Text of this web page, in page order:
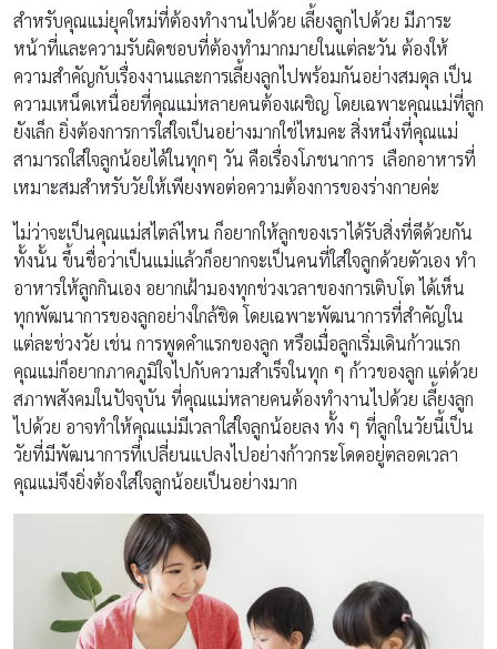
สำหรับคุณแม่ยุคใหม่ที่ต้องทำงานไปด้วย เลี้ยงลูกไปด้วย มีภาระ
หน้าที่และความรับผิดชอบที่ต้องทำมากมายในแต่ละวัน ต้องให้
ความสำคัญกับเรื่องงานและการเลี้ยงลูกไปพร้อมกันอย่างสมดุล เป็น
ความเหน็ดเหนื่อยที่คุณแม่หลายคนต้องเผชิญ โดยเฉพาะคุณแม่ที่ลูก
ยังเล็ก ยิ่งต้องการการใส่ใจเป็นอย่างมากใช่ไหมคะ สิ่งหนึ่งที่คุณแม่
สามารถใส่ใจลูกน้อยได้ในทุกๆ วัน คือเรื่องโภชนาการ เลือกอาหารที่
เหมาะสมสำหรับวัยให้เพียงพอต่อความต้องการของร่างกายค่ะ
ไม่ว่าจะเป็นคุณแม่สไตล์ไหน ก็อยากให้ลูกของเราได้รับสิ่งที่ดีด้วยกัน
ทั้งนั้น ขึ้นชื่อว่าเป็นแม่แล้วก็อยากจะเป็นคนที่ใส่ใจลูกด้วยตัวเอง ทำ
อาหารให้ลูกกินเอง อยากเฝ้ามองทุกช่วงเวลาของการเติบโต ได้เห็น
ทุกพัฒนาการของลูกอย่างใกล้ชิด โดยเฉพาะพัฒนาการที่สำคัญใน
แต่ละช่วงวัย เช่น การพูดคำแรกของลูก หรือเมื่อลูกเริ่มเดินก้าวแรก
คุณแม่ก็อยากภาคภูมิใจไปกับความสำเร็จในทุก ๆ ก้าวของลูก แต่ด้วย
สภาพสังคมในปัจจุบัน ที่คุณแม่หลายคนต้องทำงานไปด้วย เลี้ยงลูก
ไปด้วย อาจทำให้คุณแม่มีเวลาใส่ใจลูกน้อยลง ทั้ง ๆ ที่ลูกในวัยนี้เป็น
วัยที่มีพัฒนาการที่เปลี่ยนแปลงไปอย่างก้าวกระโดดอยู่ตลอดเวลา
คุณแม่จึงยิ่งต้องใส่ใจลูกน้อยเป็นอย่างมาก